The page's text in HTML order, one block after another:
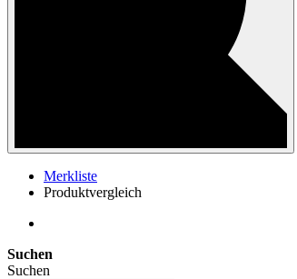
Merkliste
Produktvergleich
Suchen
Suchen